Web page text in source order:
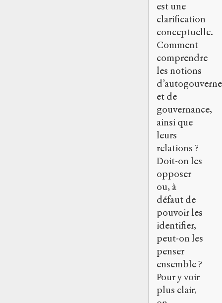
est une
clarification
conceptuelle.
Comment
comprendre
les notions
et de
gouvernance,
ainsi que
leurs
relations ?
Doit-on les
opposer
ou, à
défaut de
pouvoir les
identifier,
peut-on les
penser
ensemble ?
Pour y voir
plus clair,